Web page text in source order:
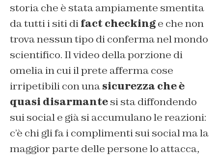
storia che è stata ampiamente smentita
da tutti i siti difact checkinge che non
trova nessun tipo di conferma nel mondo
scientifico. Il video della porzione di
omelia in cui il prete afferma cose
irripetibili con unasicurezza che è
quasi disarmantesi sta diffondendo
sui social e già si accumulano le reazioni:
c’è chi gli fa i complimenti sui social ma la
maggior parte delle persone lo attacca,